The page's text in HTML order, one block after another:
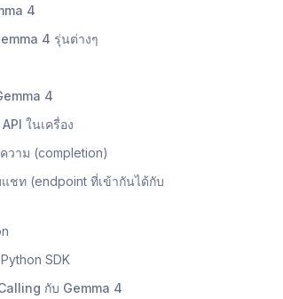
4
4 รุ่นต่างๆ
4
ในเครื่อง
วาม (completion)
ชท (endpoint ที่เข้ากันได้กับ
SDK
กับ Gemma 4